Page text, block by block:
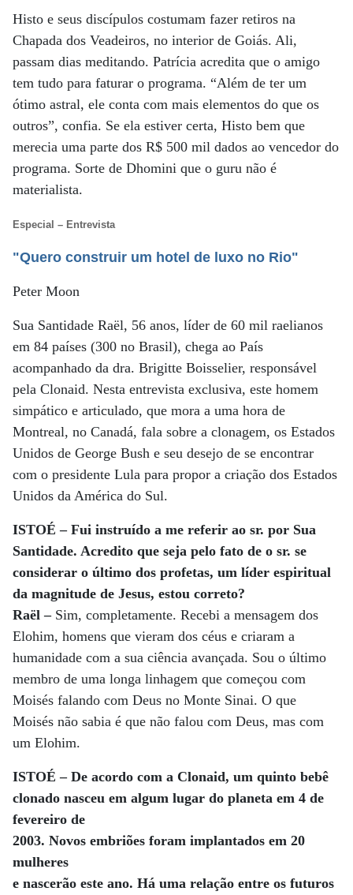
Histo e seus discípulos costumam fazer retiros na
Chapada dos Veadeiros, no interior de Goiás. Ali,
passam dias meditando. Patrícia acredita que o amigo
tem tudo para faturar o programa. “Além de ter um
ótimo astral, ele conta com mais elementos do que os
outros”, confia. Se ela estiver certa, Histo bem que
merecia uma parte dos R$ 500 mil dados ao vencedor do
programa. Sorte de Dhomini que o guru não é
materialista.
Especial – Entrevista
"Quero construir um hotel de luxo no Rio"
Peter Moon
Sua Santidade Raël, 56 anos, líder de 60 mil raelianos
em 84 países (300 no Brasil), chega ao País
acompanhado da dra. Brigitte Boisselier, responsável
pela Clonaid. Nesta entrevista exclusiva, este homem
simpático e articulado, que mora a uma hora de
Montreal, no Canadá, fala sobre a clonagem, os Estados
Unidos de George Bush e seu desejo de se encontrar
com o presidente Lula para propor a criação dos Estados
Unidos da América do Sul.
ISTOÉ – Fui instruído a me referir ao sr. por Sua
Santidade. Acredito que seja pelo fato de o sr. se
considerar o último dos profetas, um líder espiritual
da magnitude de Jesus, estou correto?
Raël – Sim, completamente. Recebi a mensagem dos
Elohim, homens que vieram dos céus e criaram a
humanidade com a sua ciência avançada. Sou o último
membro de uma longa linhagem que começou com
Moisés falando com Deus no Monte Sinai. O que
Moisés não sabia é que não falou com Deus, mas com
um Elohim.
ISTOÉ – De acordo com a Clonaid, um quinto bebê
clonado nasceu em algum lugar do planeta em 4 de
fevereiro de
2003. Novos embriões foram implantados em 20
mulheres
e nascerão este ano. Há uma relação entre os futuros